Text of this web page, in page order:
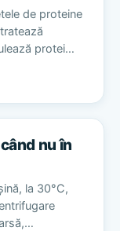
de proteine
protei…
nu în
la 30°C,